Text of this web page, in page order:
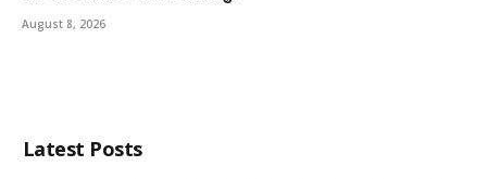
August 8, 2026
Latest Posts